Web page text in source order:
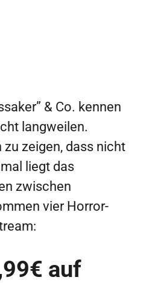
& Co. kennen
langweilen.
zeigen, dass nicht
liegt das
zwischen
vier Horror-
auf